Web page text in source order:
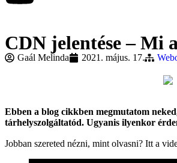
CDN jelentése – Mi
Gaál Melinda 2021. május. 17.
Ebben a blog cikkben megmutatom
tárhelyszolgáltatód. Ugyanis ilyenkor
Jobban szereted nézni, mint olvasni? Itt a